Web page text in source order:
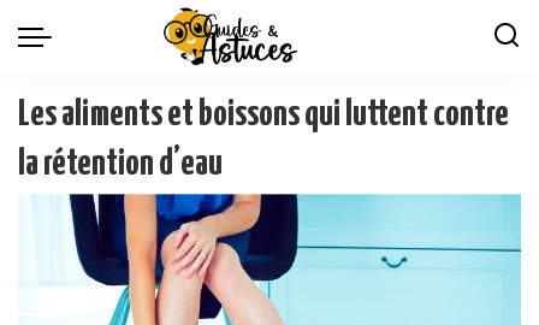
Les aliments et boissons qui luttent contre
la rétention d’eau